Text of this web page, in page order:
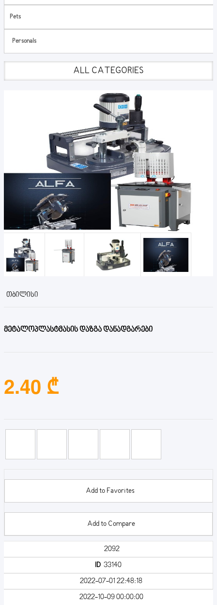
Pets
Personals
ALL CATEGORIES
ᲗᲑᲘᲚᲘᲡᲘ
მეტალოპლასტმასის დაზგა დანადგარები
2.40 ₾
Add to Favorites
Add to Compare
2092
ID 33140
2022-07-01 22:48:18
2022-10-09 00:00:00